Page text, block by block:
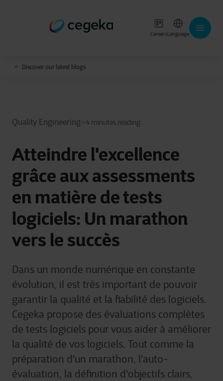
CareersLanguage
Discover our latest blogs
Quality Engineering 4 minutes reading
Atteindre l'excellence
grâce aux assessments
en matière de tests
logiciels: Un marathon
vers le succès
Dans un monde numérique en constante
évolution, il est très important de pouvoir
garantir la qualité et la fiabilité des logiciels.
Cegeka propose des évaluations complètes
de tests logiciels pour vous aider à améliorer
la qualité de vos logiciels. Tout comme la
préparation d'un marathon, l'auto-
évaluation, la définition d'objectifs clairs,